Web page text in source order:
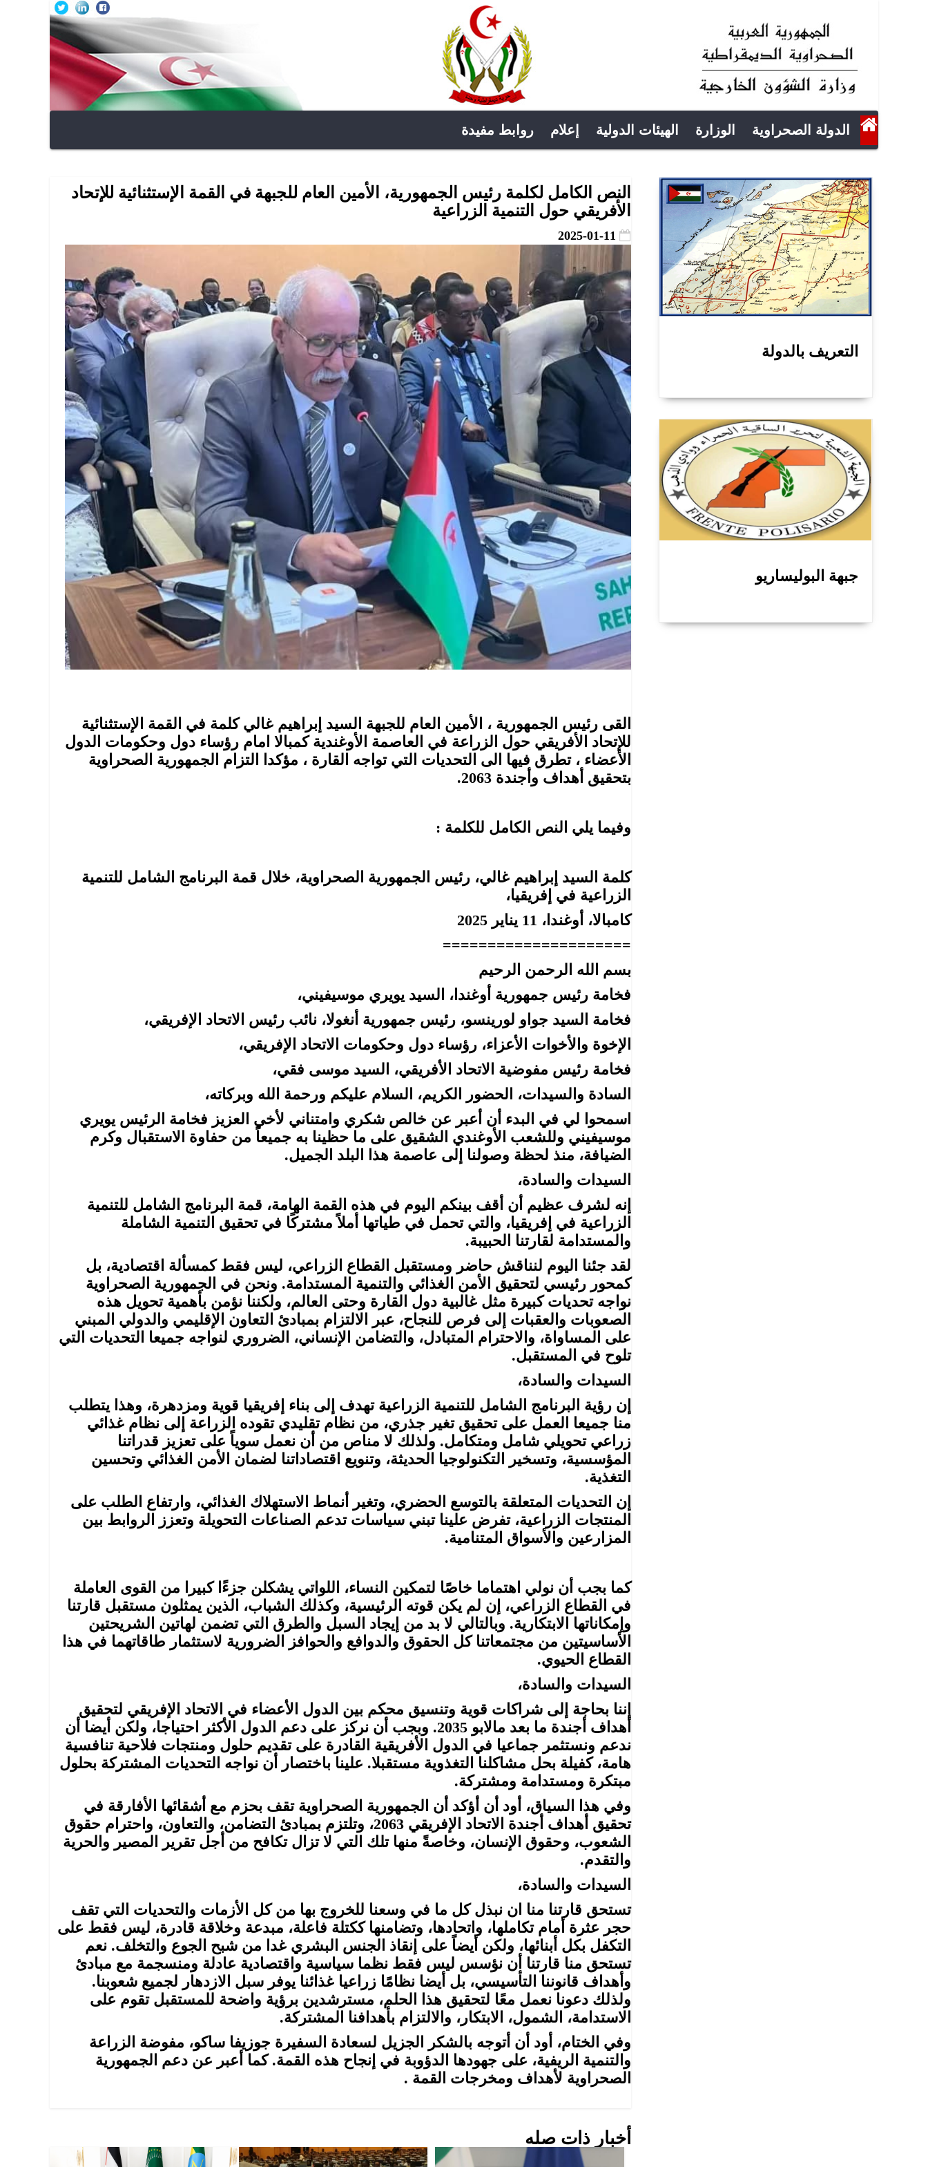
الدولة الصحراوية الوزارة الهيئات الدولية إعلام روابط مفيدة
النص الكامل لكلمة رئيس الجمهورية، الأمين العام للجبهة في القمة الإستثنائية للإتحاد
الأفريقي حول التنمية الزراعية
2025-01-11
القى رئيس الجمهورية ، الأمين العام للجبهة السيد إبراهيم غالي كلمة في القمة الإستثنائية
للإتحاد الأفريقي حول الزراعة في العاصمة الأوغندية كمبالا امام رؤساء دول وحكومات الدول
الأعضاء ، تطرق فيها الى التحديات التي تواجه القارة ، مؤكدا التزام الجمهورية الصحراوية
بتحقيق أهداف وأجندة 2063.
وفيما يلي النص الكامل للكلمة :
كلمة السيد إبراهيم غالي، رئيس الجمهورية الصحراوية، خلال قمة البرنامج الشامل للتنمية
الزراعية في إفريقيا،
كامبالا، أوغندا، 11 يناير 2025
=====================
بسم الله الرحمن الرحيم
فخامة رئيس جمهورية أوغندا، السید یويري موسیفیني،
فخامة السيد جواو لورينسو، رئيس جمهورية أنغولا، نائب رئيس الاتحاد الإفريقي،
الإخوة والأخوات الأعزاء، رؤساء دول وحكومات الاتحاد الإفريقي،
فخامة رئيس مفوضية الاتحاد الأفريقي، السيد موسى فقي،
السادة والسيدات، الحضور الكريم، السلام عليكم ورحمة الله وبركاته،
اسمحوا لي في البدء أن أعبر عن خالص شكري وامتناني لأخي العزيز فخامة الرئيس یويري
موسیفیني وللشعب الأوغندي الشقيق على ما حظينا به جميعاً من حفاوة الاستقبال وكرم
الضيافة، منذ لحظة وصولنا إلى عاصمة هذا البلد الجميل.
السيدات والسادة،
إنه لشرف عظيم أن أقف بينكم اليوم في هذه القمة الهامة، قمة البرنامج الشامل للتنمية
الزراعية في إفريقيا، والتي تحمل في طياتها أملاً مشتركًا في تحقيق التنمية الشاملة
والمستدامة لقارتنا الحبيبة.
لقد جئنا اليوم لنناقش حاضر ومستقبل القطاع الزراعي، ليس فقط كمسألة اقتصادية، بل
كمحور رئيسي لتحقيق الأمن الغذائي والتنمية المستدامة. ونحن في الجمهورية الصحراوية
نواجه تحديات كبيرة مثل غالبية دول القارة وحتى العالم، ولكننا نؤمن بأهمية تحويل هذه
الصعوبات والعقبات إلى فرص للنجاح، عبر الالتزام بمبادئ التعاون الإقليمي والدولي المبني
على المساواة، والاحترام المتبادل، والتضامن الإنساني، الضروري لنواجه جميعا التحديات التي
تلوح في المستقبل.
السيدات والسادة،
إن رؤية البرنامج الشامل للتنمية الزراعية تهدف إلى بناء إفريقيا قوية ومزدهرة، وهذا يتطلب
منا جميعا العمل على تحقيق تغير جذري، من نظام تقليدي تقوده الزراعة إلى نظام غذائي
زراعي تحويلي شامل ومتكامل. ولذلك لا مناص من أن نعمل سوياً على تعزيز قدراتنا
المؤسسية، وتسخير التكنولوجيا الحديثة، وتنويع اقتصاداتنا لضمان الأمن الغذائي وتحسين
التغذية.
إن التحديات المتعلقة بالتوسع الحضري، وتغير أنماط الاستهلاك الغذائي، وارتفاع الطلب على
المنتجات الزراعية، تفرض علينا تبني سياسات تدعم الصناعات التحويلة وتعزز الروابط بين
المزارعين والأسواق المتنامية.
كما بجب أن نولي اهتماما خاصًا لتمكين النساء، اللواتي يشكلن جزءًا كبيرا من القوى العاملة
في القطاع الزراعي، إن لم يكن قوته الرئيسية، وكذلك الشباب، الذين يمثلون مستقبل قارتنا
وإمكاناتها الابتكارية. وبالتالي لا بد من إيجاد السبل والطرق التي تضمن لهاتين الشريحتين
الأساسيتين من مجتمعاتنا كل الحقوق والدوافع والحوافز الضرورية لاستثمار طاقاتهما في هذا
القطاع الحيوي.
السيدات والسادة،
إننا بحاجة إلى شراكات قوية وتنسيق محكم بين الدول الأعضاء في الاتحاد الإفريقي لتحقيق
أهداف أجندة ما بعد مالابو 2035. وبجب أن نركز على دعم الدول الأكثر احتياجا، ولكن أيضا أن
ندعم ونستثمر جماعيا في الدول الأفريقية القادرة على تقديم حلول ومنتجات فلاحية تنافسية
هامة، كفيلة بحل مشاكلنا التغذوية مستقبلا. علينا باختصار أن نواجه التحديات المشتركة بحلول
مبتكرة ومستدامة ومشتركة.
وفي هذا السياق، أود أن أؤكد أن الجمهورية الصحراوية تقف بحزم مع أشقائها الأفارقة في
تحقيق أهداف أجندة الاتحاد الإفريقي 2063، وتلتزم بمبادئ التضامن، والتعاون، واحترام حقوق
الشعوب، وحقوق الإنسان، وخاصةً منها تلك التي لا تزال تكافح من أجل تقرير المصير والحرية
والتقدم.
السيدات والسادة،
تستحق قارتنا منا ان نبذل كل ما في وسعنا للخروج بها من كل الأزمات والتحديات التي تقف
حجر عثرة أمام تكاملها، واتحادها، وتضامنها ككتلة فاعلة، مبدعة وخلاقة قادرة، ليس فقط على
التكفل بكل أبنائها، ولكن أيضاً على إنقاذ الجنس البشري غدا من شبح الجوع والتخلف. نعم
تستحق منا قارتنا أن نؤسس ليس فقط نظما سياسية واقتصادية عادلة ومنسجمة مع مبادئ
وأهداف قانوننا التأسيسي، بل أيضا نظامًا زراعيا غذائنا يوفر سبل الازدهار لجميع شعوبنا.
ولذلك دعونا نعمل معًا لتحقيق هذا الحلم، مسترشدين برؤية واضحة للمستقبل تقوم على
الاستدامة، الشمول، الابتكار، والالتزام بأهدافنا المشتركة.
وفي الختام، أود أن أتوجه بالشكر الجزيل لسعادة السفيرة جوزيفا ساكو، مفوضة الزراعة
والتنمية الريفية، على جهودها الدؤوبة في إنجاح هذه القمة. كما أعبر عن دعم الجمهورية
الصحراوية لأهداف ومخرجات القمة .
أخبار ذات صله
التعريف بالدولة
جبهة البوليساريو